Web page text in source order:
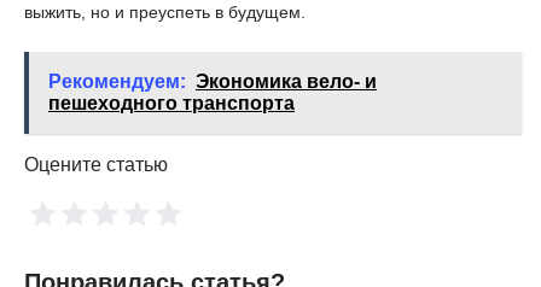
выжить, но и преуспеть в будущем.
Рекомендуем: Экономика вело- и
пешеходного транспорта
Оцените статью